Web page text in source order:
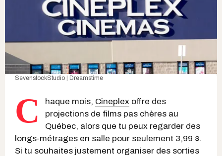
SevenstockStudio | Dreamstime
C haque mois, Cineplex offre des
projections de films pas chères au
Québec, alors que tu peux regarder des
longs-métrages en salle pour seulement 3,99 $.
Si tu souhaites justement organiser des sorties